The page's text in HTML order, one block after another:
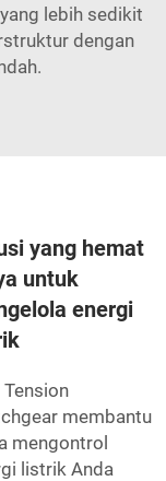
lebih sedikit
dengan
yang hemat
untuk
energi
Tension
membantu
mengontrol
listrik Anda